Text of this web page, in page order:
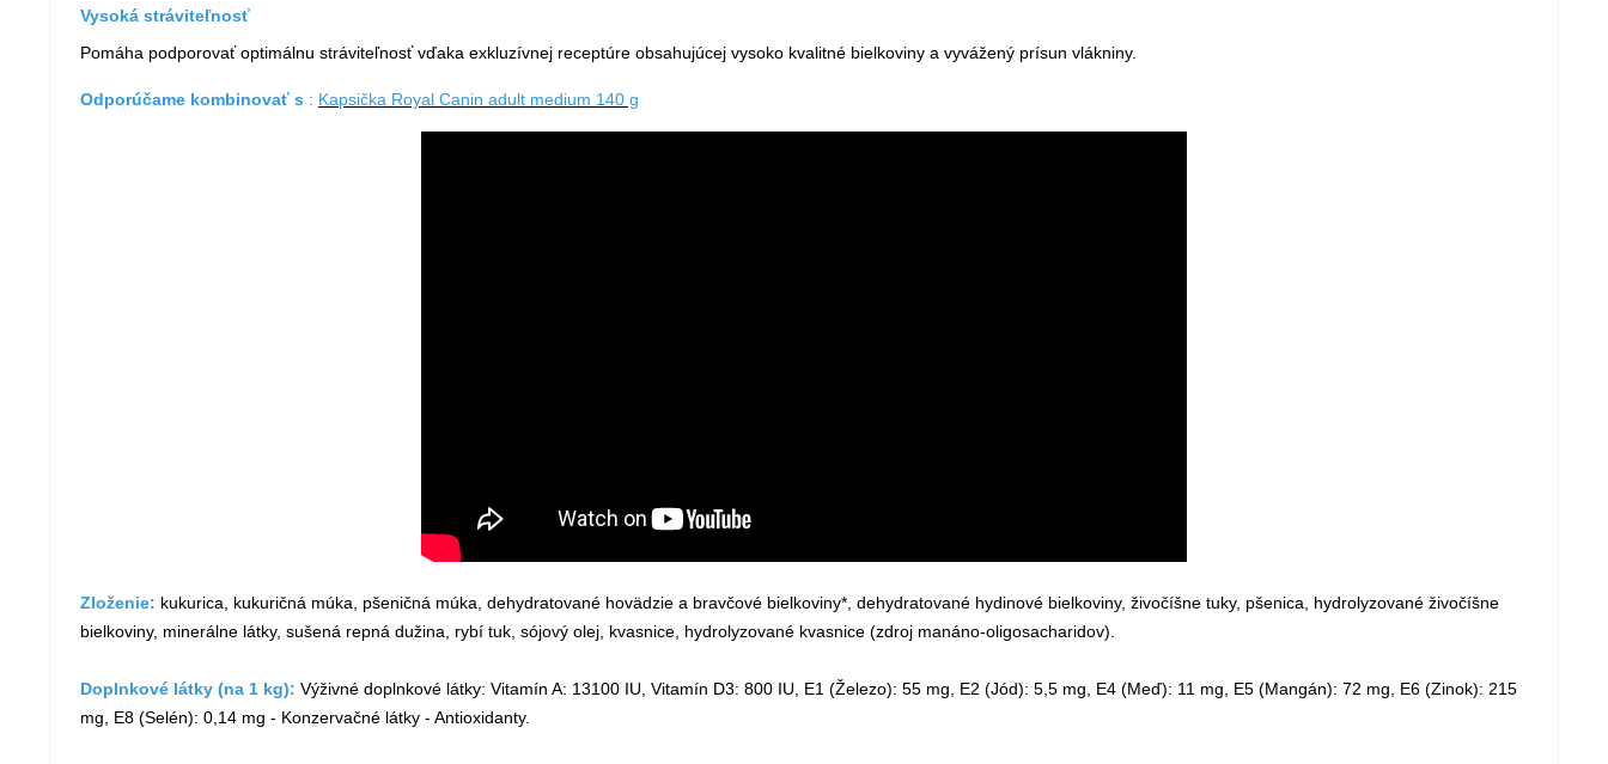
Vysoká stráviteľnosť
Pomáha podporovať optimálnu stráviteľnosť vďaka exkluzívnej receptúre obsahujúcej vysoko kvalitné bielkoviny a vyvážený prísun vlákniny.
Odporúčame kombinovať s : Kapsička Royal Canin adult medium 140 g
Zloženie: kukurica, kukuričná múka, pšeničná múka, dehydratované hovädzie a bravčové bielkoviny*, dehydratované hydinové bielkoviny, živočíšne tuky, pšenica, hydrolyzované živočíšne
bielkoviny, minerálne látky, sušená repná dužina, rybí tuk, sójový olej, kvasnice, hydrolyzované kvasnice (zdroj manáno-oligosacharidov).
Doplnkové látky (na 1 kg): Výživné doplnkové látky: Vitamín A: 13100 IU, Vitamín D3: 800 IU, E1 (Železo): 55 mg, E2 (Jód): 5,5 mg, E4 (Meď): 11 mg, E5 (Mangán): 72 mg, E6 (Zinok): 215
mg, E8 (Selén): 0,14 mg - Konzervačné látky - Antioxidanty.